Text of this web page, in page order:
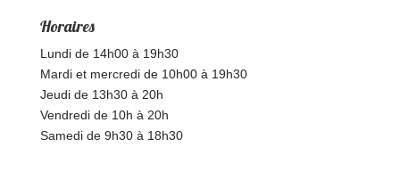
Horaires
Lundi de 14h00 à 19h30
Mardi et mercredi de 10h00 à 19h30
Jeudi de 13h30 à 20h
Vendredi de 10h à 20h
Samedi de 9h30 à 18h30